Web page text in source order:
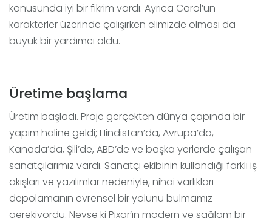
konusunda iyi bir fikrim vardı. Ayrıca Carol’un
karakterler üzerinde çalışırken elimizde olması da
büyük bir yardımcı oldu.
Üretime başlama
Üretim başladı. Proje gerçekten dünya çapında bir
yapım haline geldi; Hindistan’da, Avrupa’da,
Kanada’da, Şili’de, ABD’de ve başka yerlerde çalışan
sanatçılarımız vardı. Sanatçı ekibinin kullandığı farklı iş
akışları ve yazılımlar nedeniyle, nihai varlıkları
depolamanın evrensel bir yolunu bulmamız
gerekiyordu. Neyse ki Pixar’ın modern ve sağlam bir